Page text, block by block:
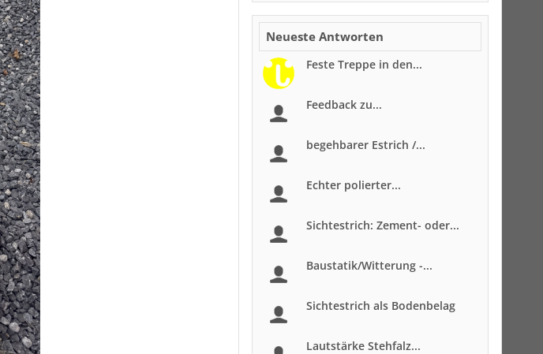
Neueste Antworten
Feste Treppe in den...
Feedback zu...
begehbarer Estrich /...
Echter polierter...
Sichtestrich: Zement- oder...
Baustatik/Witterung -...
Sichtestrich als Bodenbelag
Lautstärke Stehfalz...